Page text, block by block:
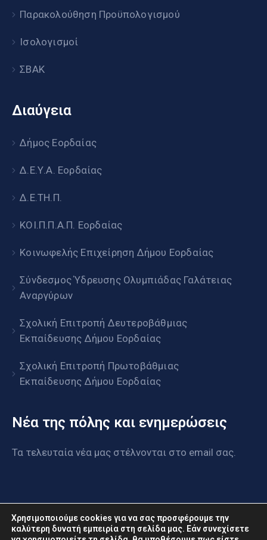
Παρακολούθηση Προϋπολογισμού
Ισολογισμοί
ΣΒΑΚ
Διαύγεια
Δήμος Εορδαίας
Δ.Ε.Υ.Α. Εορδαίας
Δ.Ε.ΤΗ.Π.
ΚΟΙ.Π.Π.Α.Π. Εορδαίας
Κοινωφελής Επιχείρηση Δήμου Εορδαίας
Σύνδεσμος Ύδρευσης Ολυμπιάδας Γαλάτειας
Αναργύρων
Σχολική Επιτροπή Δευτεροβάθμιας
Εκπαίδευσης Δήμου Εορδαίας
Σχολική Επιτροπή Πρωτοβάθμιας
Εκπαίδευσης Δήμου Εορδαίας
Νέα της πόλης και ενημερώσεις
Τα τελευταία νέα μας στέλνονται στο email σας.
Χρησιμοποιούμε cookies για να σας προσφέρουμε την
καλύτερη δυνατή εμπειρία στη σελίδα μας. Εάν συνεχίσετε